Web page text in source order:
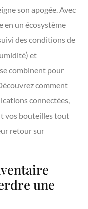
son apogée. Avec
en un écosystème
des conditions de
et
combinent pour
comment
connectées,
vos bouteilles tout
retour sur
une